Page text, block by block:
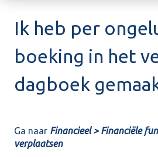
Ik heb per
boeking in het
dagboek
Ga naar Financieel > Financiële
verplaatsen